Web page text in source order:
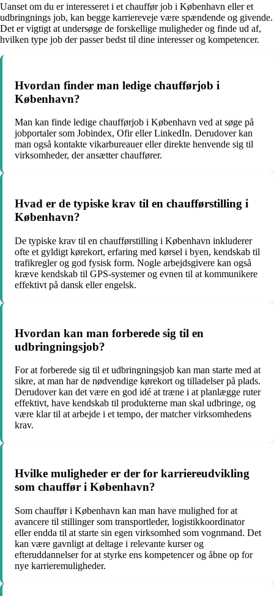
Uanset om du er interesseret i et chauffør job i København eller et
udbringnings job, kan begge karriereveje være spændende og givende.
Det er vigtigt at undersøge de forskellige muligheder og finde ud af,
hvilken type job der passer bedst til dine interesser og kompetencer.
Hvordan finder man ledige chaufførjob i
København?
Man kan finde ledige chaufførjob i København ved at søge på
jobportaler som Jobindex, Ofir eller LinkedIn. Derudover kan
man også kontakte vikarbureauer eller direkte henvende sig til
virksomheder, der ansætter chauffører.
Hvad er de typiske krav til en chaufførstilling i
København?
De typiske krav til en chaufførstilling i København inkluderer
ofte et gyldigt kørekort, erfaring med kørsel i byen, kendskab til
trafikregler og god fysisk form. Nogle arbejdsgivere kan også
kræve kendskab til GPS-systemer og evnen til at kommunikere
effektivt på dansk eller engelsk.
Hvordan kan man forberede sig til en
udbringningsjob?
For at forberede sig til et udbringningsjob kan man starte med at
sikre, at man har de nødvendige kørekort og tilladelser på plads.
Derudover kan det være en god idé at træne i at planlægge ruter
effektivt, have kendskab til produkterne man skal udbringe, og
være klar til at arbejde i et tempo, der matcher virksomhedens
krav.
Hvilke muligheder er der for karriereudvikling
som chauffør i København?
Som chauffør i København kan man have mulighed for at
avancere til stillinger som transportleder, logistikkoordinator
eller endda til at starte sin egen virksomhed som vognmand. Det
kan være gavnligt at deltage i relevante kurser og
efteruddannelser for at styrke ens kompetencer og åbne op for
nye karrieremuligheder.